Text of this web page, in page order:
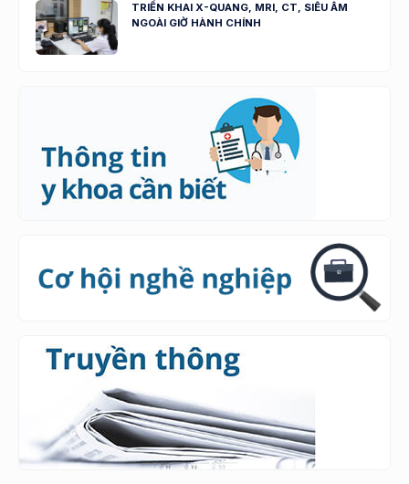
TRIỂN KHAI X-QUANG, MRI, CT, SIÊU ÂM
NGOÀI GIỜ HÀNH CHÍNH